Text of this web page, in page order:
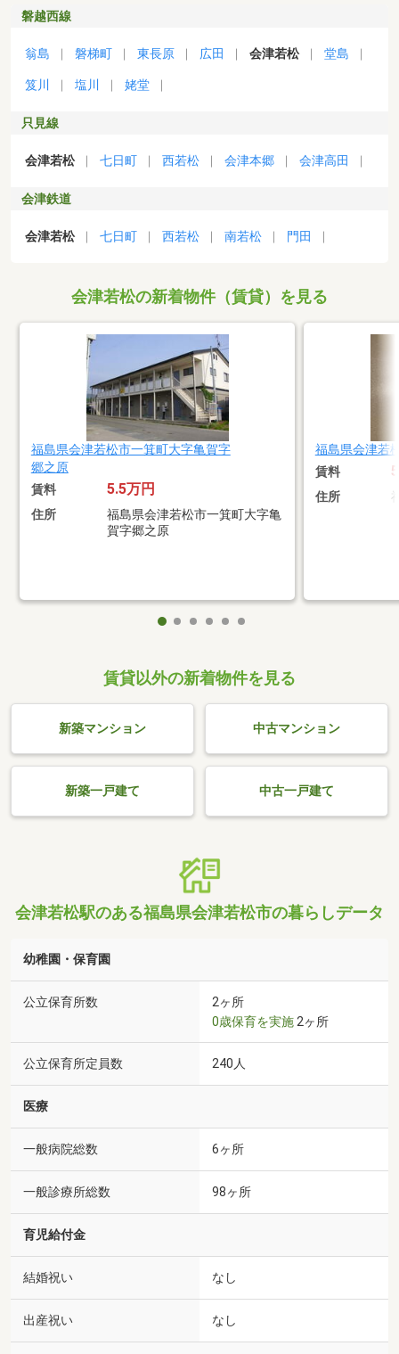
磐越西線
翁島 磐梯町 東長原 広田 会津若松 堂島
笈川 塩川 姥堂
只見線
会津若松 七日町 西若松 会津本郷 会津高田
会津鉄道
会津若松 七日町 西若松 南若松 門田
会津若松の新着物件（賃貸）を見る
福島県会津若松市一箕町大字亀賀字
郷之原
賃料 5.5万円
住所
福島県会津若松市一箕町大字亀
賀字郷之原
福島県会津若
賃料
住所
賃貸以外の新着物件を見る
新築マンション 中古マンション
新築一戸建て 中古一戸建て
会津若松駅のある福島県会津若松市の暮らしデータ
幼稚園・保育園
公立保育所数
2ヶ所
0歳保育を実施 2ヶ所
公立保育所定員数 240人
医療
一般病院総数 6ヶ所
一般診療所総数 98ヶ所
育児給付金
結婚祝い なし
出産祝い なし